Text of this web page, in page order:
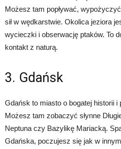
Możesz tam popływać,
sił w wędkarstwie. Okolica jeziora
wycieczki i obserwację ptaków. To
kontakt z naturą.
3. Gdańsk
Gdańsk to miasto o bogatej historii i
Możesz tam zobaczyć słynne
Neptuna czy Bazylikę Mariacką.
Gdańska, poczujesz się jak w